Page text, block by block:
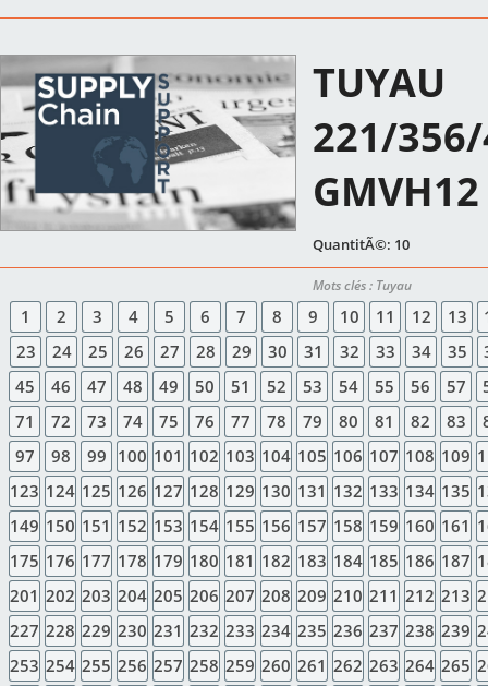
TUYAU
221/
GMVH12
QuantitÃ©: 10
Mots clés : Tuyau
1 2 3 4 5 6 7 8 9 10 11 12 13
23
24 25 26 27 28 29 30 31 32 33 34 35
45
46 47 48 49 50 51 52 53 54 55 56 57
71
72 73 74 75 76 77 78 79 80 81 82 83
97
98 99 100 101 102 103 104 105 106 107 108 109
123 124 125 126 127 128 129 130 131 132 133 134 135
149 150 151 152 153 154 155 156 157 158 159 160 161
175 176 177 178 179 180 181 182 183 184 185 186 187
201 202 203 204 205 206 207 208 209 210 211 212 213
227 228 229 230 231 232 233 234 235 236 237 238 239
253 254 255 256 257 258 259 260 261 262 263 264 265